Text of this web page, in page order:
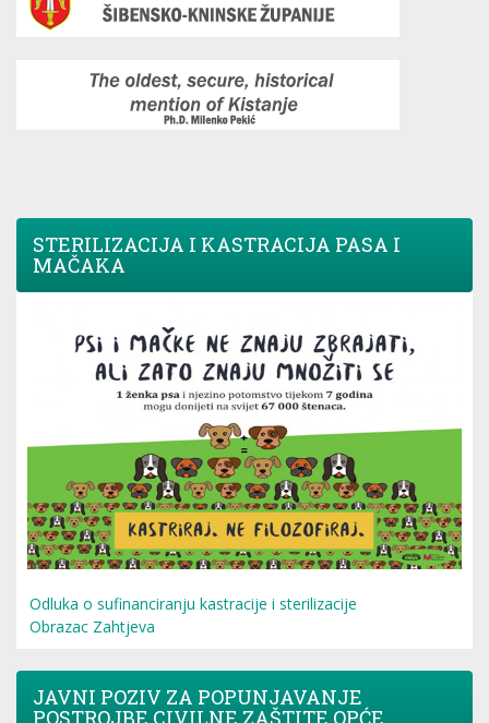
STERILIZACIJA I KASTRACIJA PASA I
MAČAKA
Odluka o sufinanciranju kastracije i sterilizacije
Obrazac Zahtjeva
JAVNI POZIV ZA POPUNJAVANJE